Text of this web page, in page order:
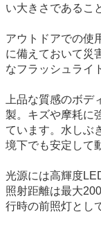
い大きさであるこ
アウトドアでの使
に備えておいて災
なフラッシュライ
上品な質感のボデ
製。キズや摩耗に
ています。水しぶ
境下でも安定して
光源には高輝度
照射距離は最大
行時の前照灯とし